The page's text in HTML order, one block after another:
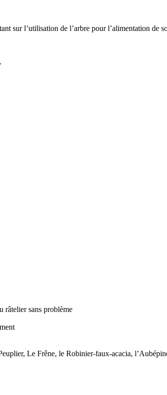
sur l’utilisation de l’arbre pour l’alimentation de
râtelier sans problème
Le Frêne, le Robinier-faux-acacia,